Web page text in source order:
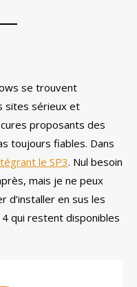
se trouvent
sites sérieux et
proposants des
toujours fiables. Dans
le SP3. Nul besoin
mais je ne peux
d’installer en sus les
qui restent disponibles